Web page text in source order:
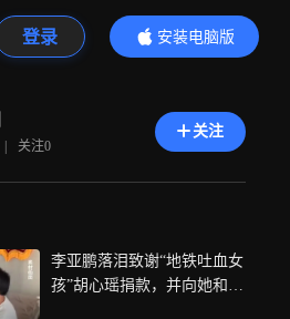
登录
安装电脑版
内容更精彩
| 关注0
关注
李亚鹏落泪致谢“地铁吐血女
孩”胡心瑶捐款，并向她和病